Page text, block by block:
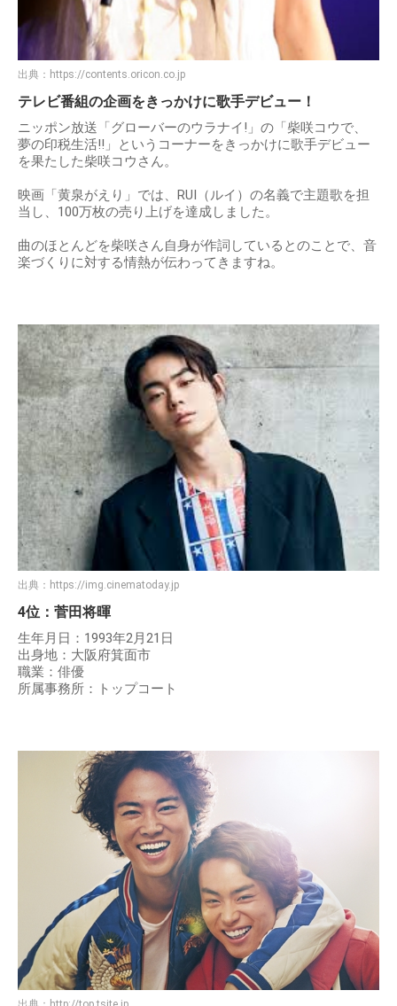
出典： https://contents.oricon.co.jp
テレビ番組の企画をきっかけに歌手デビュー！
ニッポン放送「グローバーのウラナイ!」の「柴咲コウで、
夢の印税生活!!」というコーナーをきっかけに歌手デビュー
を果たした柴咲コウさん。
映画「黄泉がえり」では、RUI（ルイ）の名義で主題歌を担
当し、100万枚の売り上げを達成しました。
曲のほとんどを柴咲さん自身が作詞しているとのことで、音
楽づくりに対する情熱が伝わってきますね。
出典： https://img.cinematoday.jp
4位：菅田将暉
生年月日：1993年2月21日
出身地：大阪府箕面市
職業：俳優
所属事務所：トップコート